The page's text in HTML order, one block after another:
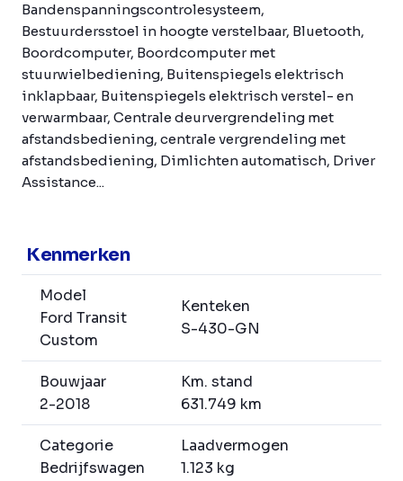
Bandenspanningscontrolesysteem,
Bestuurdersstoel in hoogte verstelbaar, Bluetooth,
Boordcomputer, Boordcomputer met
stuurwielbediening, Buitenspiegels elektrisch
inklapbaar, Buitenspiegels elektrisch verstel- en
verwarmbaar, Centrale deurvergrendeling met
afstandsbediening, centrale vergrendeling met
afstandsbediening, Dimlichten automatisch, Driver
Assistance...
Kenmerken
Model
Ford Transit
Custom
Kenteken
S-430-GN
Bouwjaar
2-2018
Km. stand
631.749 km
Categorie
Bedrijfswagen
Laadvermogen
1.123 kg